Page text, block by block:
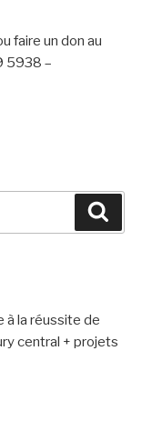
faire un don au
5938 –
à la réussite de
central + projets